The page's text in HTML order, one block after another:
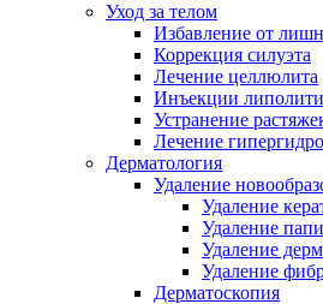
Уход за телом
Избавление от
Коррекция силуэта
Лечение целлюлита
Инъекции
Устранение
Лечение
Дерматология
Удаление
Удаление
Удаление
Удаление
Удаление
Дерматоскопия